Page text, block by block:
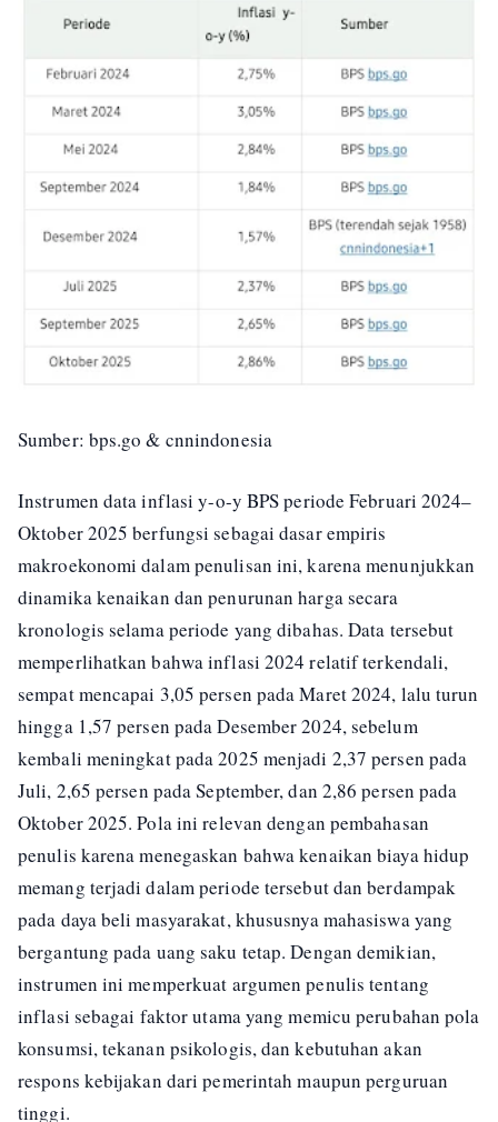
Sumber: bps.go & cnnindonesia
Instrumen data inflasi y-o-y BPS periode Februari 2024–
Oktober 2025 berfungsi sebagai dasar empiris
makroekonomi dalam penulisan ini, karena menunjukkan
dinamika kenaikan dan penurunan harga secara
kronologis selama periode yang dibahas. Data tersebut
memperlihatkan bahwa inflasi 2024 relatif terkendali,
sempat mencapai 3,05 persen pada Maret 2024, lalu turun
hingga 1,57 persen pada Desember 2024, sebelum
kembali meningkat pada 2025 menjadi 2,37 persen pada
Juli, 2,65 persen pada September, dan 2,86 persen pada
Oktober 2025. Pola ini relevan dengan pembahasan
penulis karena menegaskan bahwa kenaikan biaya hidup
memang terjadi dalam periode tersebut dan berdampak
pada daya beli masyarakat, khususnya mahasiswa yang
bergantung pada uang saku tetap. Dengan demikian,
instrumen ini memperkuat argumen penulis tentang
inflasi sebagai faktor utama yang memicu perubahan pola
konsumsi, tekanan psikologis, dan kebutuhan akan
respons kebijakan dari pemerintah maupun perguruan
tinggi.